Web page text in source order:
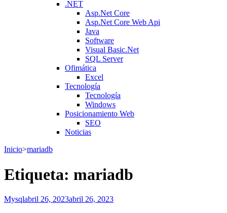
.NET
Asp.Net Core
Asp.Net Core Web Api
Java
Software
Visual Basic.Net
SQL Server
Ofimática
Excel
Tecnología
Tecnología
Windows
Posicionamiento Web
SEO
Noticias
Inicio>mariadb
Etiqueta: mariadb
Mysqlabril 26, 2023abril 26, 2023